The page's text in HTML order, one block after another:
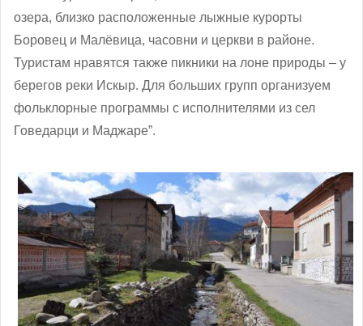
озера, близко расположенные лыжные курорты
Боровец и Малёвица, часовни и церкви в районе.
Туристам нравятся также пикники на лоне природы – у
берегов реки Искыр. Для больших групп организуем
фольклорные программы с исполнителями из сел
Говедарци и Маджаре”.